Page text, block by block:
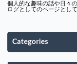
個人的な趣味の話や日々
ログとしてのページとし
Categories